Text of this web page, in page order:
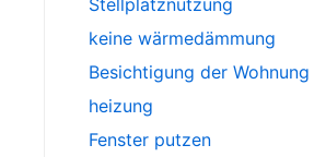
Stellplatznutzung
keine wärmedämmung
Besichtigung der Wohnung
heizung
Fenster putzen